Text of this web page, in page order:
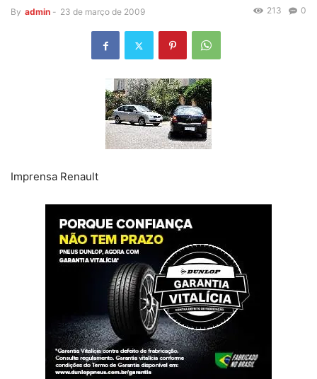
By admin - 23 de março de 2009 0
213
Imprensa Renault